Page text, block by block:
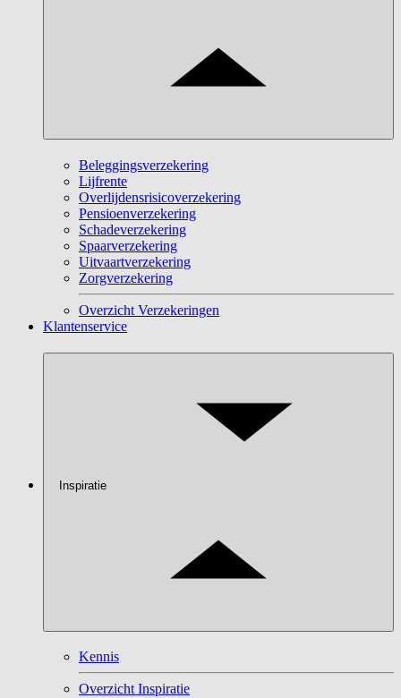
Beleggingsverzekering
Lijfrente
Overlijdensrisicoverzekering
Pensioenverzekering
Schadeverzekering
Spaarverzekering
Uitvaartverzekering
Zorgverzekering
Overzicht Verzekeringen
Klantenservice
Inspiratie
Kennis
Overzicht Inspiratie